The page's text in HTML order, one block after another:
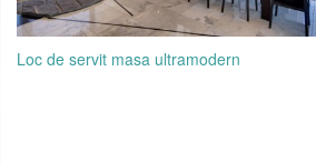
Loc de servit masa ultramodern